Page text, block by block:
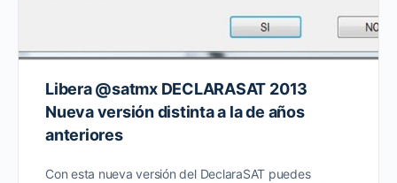
Libera @satmx DECLARASAT 2013
Nueva versión distinta a la de años
anteriores
Con esta nueva versión del DeclaraSAT puedes